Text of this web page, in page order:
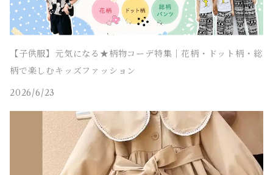
【子供服】元気になる★柄物コーデ特集｜花柄・ドット柄・総
柄で楽しむキッズファッション
2026/6/23